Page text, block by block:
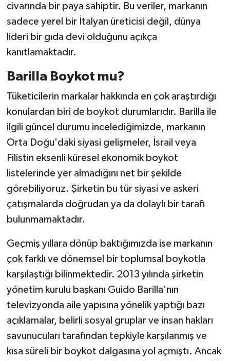
civarında bir paya sahiptir. Bu veriler, markanın
sadece yerel bir İtalyan üreticisi değil, dünya
lideri bir gıda devi olduğunu açıkça
kanıtlamaktadır.
Barilla Boykot mu?
Tüketicilerin markalar hakkında en çok araştırdığı
konulardan biri de boykot durumlarıdır. Barilla ile
ilgili güncel durumu incelediğimizde, markanın
Orta Doğu'daki siyasi gelişmeler, İsrail veya
Filistin eksenli küresel ekonomik boykot
listelerinde yer almadığını net bir şekilde
görebiliyoruz. Şirketin bu tür siyasi ve askeri
çatışmalarda doğrudan ya da dolaylı bir tarafı
bulunmamaktadır.
Geçmiş yıllara dönüp baktığımızda ise markanın
çok farklı ve dönemsel bir toplumsal boykotla
karşılaştığı bilinmektedir. 2013 yılında şirketin
yönetim kurulu başkanı Guido Barilla'nın
televizyonda aile yapısına yönelik yaptığı bazı
açıklamalar, belirli sosyal gruplar ve insan hakları
savunucuları tarafından tepkiyle karşılanmış ve
kısa süreli bir boykot dalgasına yol açmıştı. Ancak